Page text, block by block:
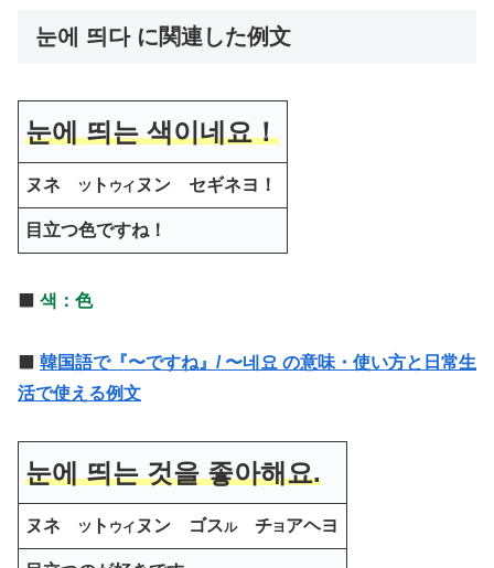
눈에 띄다 に関連した例文
눈에 띄는 색이네요！
ヌネツ ト ウイ ヌン セギネヨ！
目立つ色ですね！
색：色
韓国語で『〜ですね』/ 〜네요 の意味・使い方と日常生
活で使える例文
눈에 띄는 것을 좋아해요.
ヌネツ ト ウイ ヌン ゴスルチヨ アヘヨ